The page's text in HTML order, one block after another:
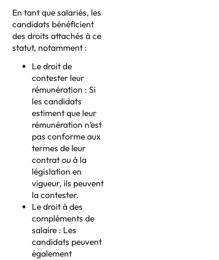
En tant que salariés, les
candidats bénéficient
des droits attachés à ce
statut, notamment :
Le droit de
contester leur
rémunération : Si
les candidats
estiment que leur
rémunération n’est
pas conforme aux
termes de leur
contrat ou à la
législation en
vigueur, ils peuvent
la contester.
Le droit à des
compléments de
salaire : Les
candidats peuvent
également